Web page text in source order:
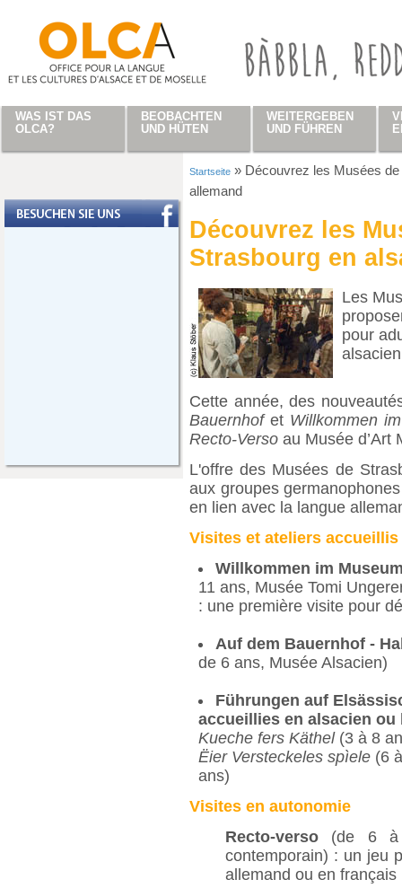
Startseite » Découvrez les Musées
allemand
Découvrez les
Strasbourg en
Les
pour
Cette année, des
Bauernhofet Willkommen
Recto-Verso au Musée d’Art
L'offre des Musées de
aux groupes
en lien avec la langue
Visites et ateliers
Willkommen im
11 ans, Musée Tomi
: une première visite pour
Auf dem Bauernhof -
de 6 ans, Musée Alsacien)
Führungen auf
accueillies en alsacien ou
Kueche fers Käthel (3 à 8
Ëier Versteckeles spìele (6
ans)
Visites en autonomie
Recto-verso (de 6 à
contemporain) : un jeu
allemand ou en français
WAS IST DAS
OLCA?
BEOBACHTEN
UND HÜTEN
WEITERGEBEN
UND FÜHREN